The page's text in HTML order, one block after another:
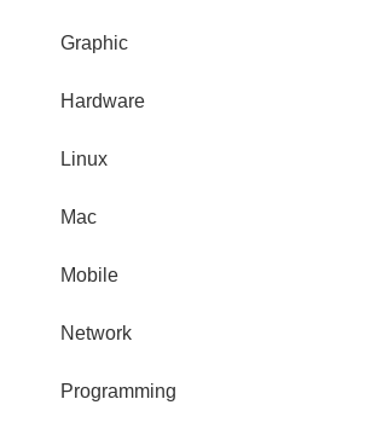
Graphic
Hardware
Linux
Mac
Mobile
Network
Programming